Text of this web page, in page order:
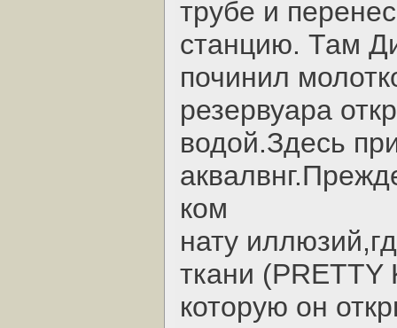
трубе и
станцию. Там
починил
резервуара
водой.Здесь
ком
нату
ткани (PRETTY
которую он